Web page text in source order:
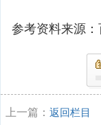
参考资料来源
上一篇： 返回栏目